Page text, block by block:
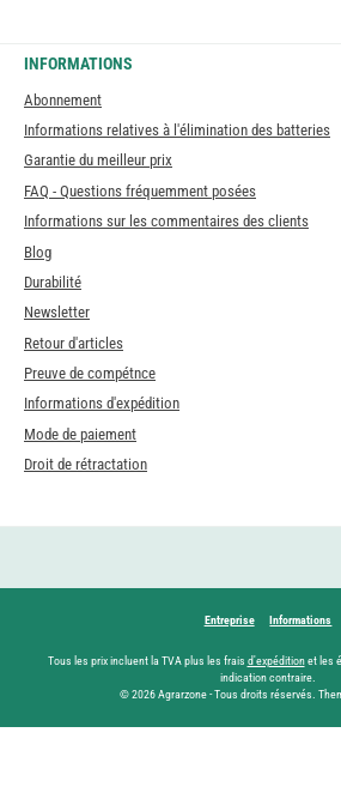
INFORMATIONS
Abonnement
Informations relatives à l'élimination des batteries
Garantie du meilleur prix
FAQ - Questions fréquemment posées
Informations sur les commentaires des clients
Blog
Durabilité
Newsletter
Retour d'articles
Preuve de compétnce
Informations d'expédition
Mode de paiement
Droit de rétractation
Entreprise Informations
Tous les prix incluent la TVA plus les frais d'expéditionet les
indication contraire.
© 2026 Agrarzone - Tous droits réservés.